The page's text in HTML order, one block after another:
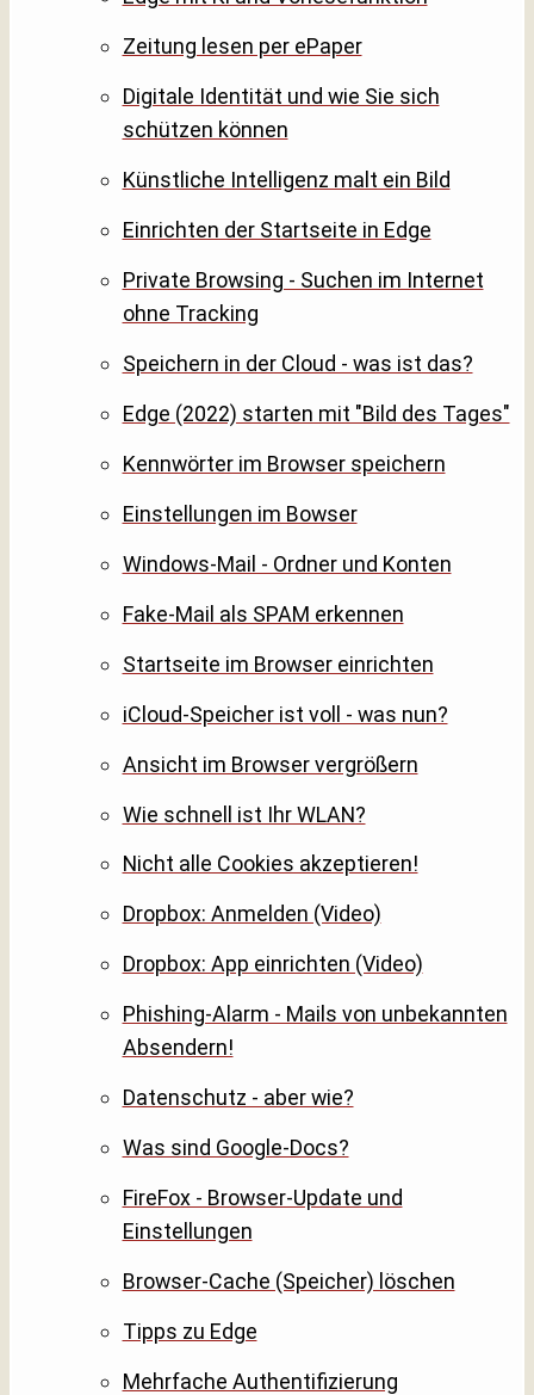
Zeitung lesen per ePaper
Digitale Identität und wie Sie sich
schützen können
Künstliche Intelligenz malt ein Bild
Einrichten der Startseite in Edge
Private Browsing - Suchen im Internet
ohne Tracking
Speichern in der Cloud - was ist das?
Edge (2022) starten mit "Bild des Tages"
Kennwörter im Browser speichern
Einstellungen im Bowser
Windows-Mail - Ordner und Konten
Fake-Mail als SPAM erkennen
Startseite im Browser einrichten
iCloud-Speicher ist voll - was nun?
Ansicht im Browser vergrößern
Wie schnell ist Ihr WLAN?
Nicht alle Cookies akzeptieren!
Dropbox: Anmelden (Video)
Dropbox: App einrichten (Video)
Phishing-Alarm - Mails von unbekannten
Absendern!
Datenschutz - aber wie?
Was sind Google-Docs?
FireFox - Browser-Update und
Einstellungen
Browser-Cache (Speicher) löschen
Tipps zu Edge
Mehrfache Authentifizierung